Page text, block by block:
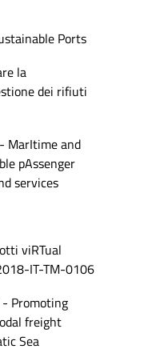
Ports
la
dei rifiuti
- MarItime and
pAssenger
services
viRTual
IT-TM-0106
- Promoting
freight
Sea